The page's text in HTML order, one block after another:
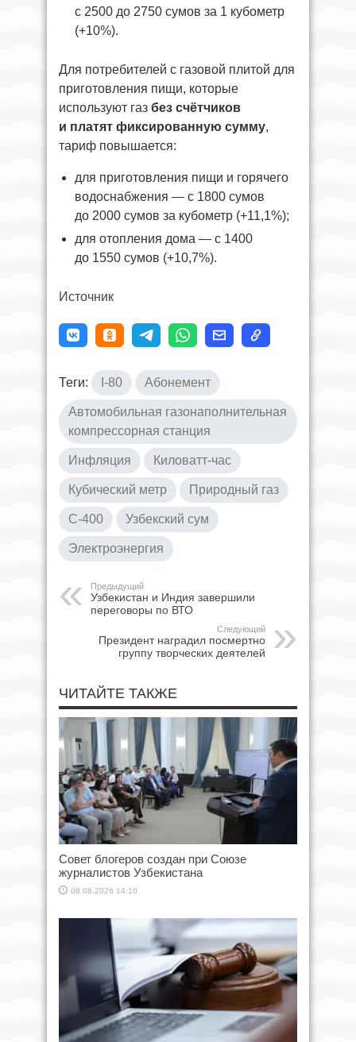
с 2500 до 2750 сумов за 1 кубометр
(+10%).
Для потребителей с газовой плитой для
приготовления пищи, которые
используют газ без счётчиков
и платят фиксированную сумму,
тариф повышается:
для приготовления пищи и горячего
водоснабжения — с 1800 сумов
до 2000 сумов за кубометр (+11,1%);
для отопления дома — с 1400
до 1550 сумов (+10,7%).
Источник
Теги: I-80 Абонемент
Автомобильная газонаполнительная
компрессорная станция
Инфляция Киловатт-час
Кубический метр Природный газ
С-400 Узбекский сум
Электроэнергия
Предыдущий
Узбекистан и Индия завершили
переговоры по ВТО
Следующий
Президент наградил посмертно
группу творческих деятелей
ЧИТАЙТЕ ТАКЖЕ
Совет блогеров создан при Союзе
журналистов Узбекистана
08.08.2026 14:10